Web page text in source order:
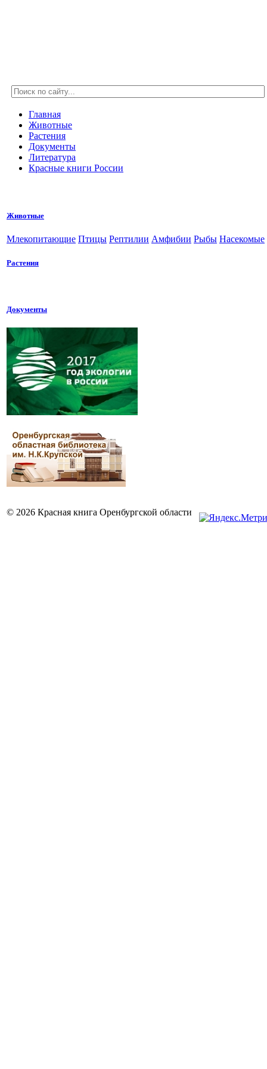
Главная
Животные
Растения
Документы
Литература
Красные книги России
Животные
Млекопитающие Птицы Рептилии Амфибии Рыбы Насекомые
Растения
Документы
© 2026 Красная книга Оренбургской области